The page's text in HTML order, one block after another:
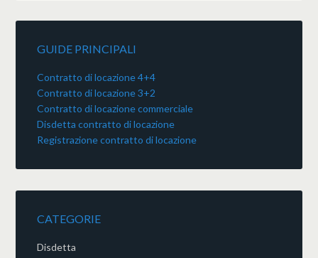
GUIDE PRINCIPALI
Contratto di locazione 4+4
Contratto di locazione 3+2
Contratto di locazione commerciale
Disdetta contratto di locazione
Registrazione contratto di locazione
CATEGORIE
Disdetta